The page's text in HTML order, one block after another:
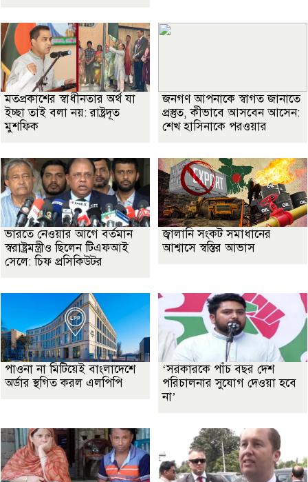
মতপ্রকাশের স্বাধীনতার অর্থ যা
ইচ্ছা তাই বলা নয়: রাষ্ট্রদূত
মুশফিক
জনগণ আপনাকে স্বাগত জানাতে
প্রস্তুত, কীভাবে আসবেন আসেন:
শেখ হাসিনাকে পরওয়ার
ভারতে নেওয়ার আগে বর্তমান
স্বরাষ্ট্রমন্ত্রীও ছিলেন টিএফআই
সেলে: চিফ প্রসিকিউটর
জ্বালানি সংকট সমাধানের
আশ্বাসে স্বস্তির আভাস
পাওনা না মিটিয়েই বাংলাদেশে
অর্ডার স্থগিত করল এলপিপি
‘সরকারকে পাঁচ বছর দেশ
পরিচালনার সুযোগ দেওয়া হবে
না’